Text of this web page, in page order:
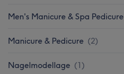
Men's Manicure & Spa Pedicure
Manicure & Pedicure (2)
Nagelmodellage (1)